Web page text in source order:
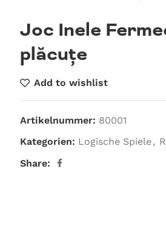
Joc Inele
plăcuțe
Add to wishlist
Artikelnummer: 80001
Kategorien: Logische Spiele,
Share: